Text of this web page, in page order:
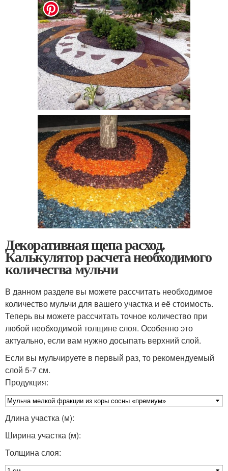
Декоративная щепа расход.
Калькулятор расчета необходимого
количества мульчи
В данном разделе вы можете рассчитать необходимое
количество мульчи для вашего участка и её стоимость.
Теперь вы можете рассчитать точное количество при
любой необходимой толщине слоя. Особенно это
актуально, если вам нужно досыпать верхний слой.
Если вы мульчируете в первый раз, то рекомендуемый
слой 5-7 см.
Продукция:
Длина участка (м):
Ширина участка (м):
Толщина слоя: